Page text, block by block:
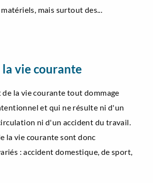
mais surtout des...
vie courante
de la vie courante tout dommage
et qui ne résulte ni d'un
ni d'un accident du travail.
la vie courante sont donc
: accident domestique, de sport,